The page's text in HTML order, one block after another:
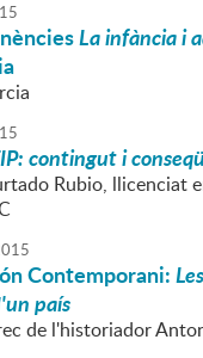
La infància i
contingut i
Rubio, llicenciat
Contemporani:
país
de l'historiador